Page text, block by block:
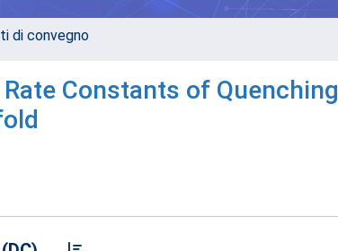
di convegno
Constants of Quenching